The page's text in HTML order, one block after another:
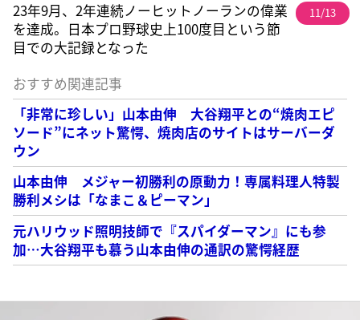
23年9月、2年連続ノーヒットノーランの偉業
を達成。日本プロ野球史上100度目という節
目での大記録となった
11/13
おすすめ関連記事
「非常に珍しい」山本由伸 大谷翔平との“焼肉エピ
ソード”にネット驚愕、焼肉店のサイトはサーバーダ
ウン
山本由伸 メジャー初勝利の原動力！専属料理人特製
勝利メシは「なまこ＆ピーマン」
元ハリウッド照明技師で『スパイダーマン』にも参
加…大谷翔平も慕う山本由伸の通訳の驚愕経歴